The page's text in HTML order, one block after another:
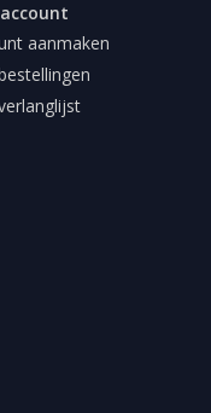
aanmaken